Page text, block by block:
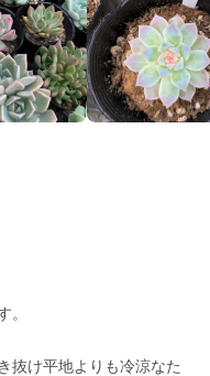
。
抜け平地よりも冷涼なた